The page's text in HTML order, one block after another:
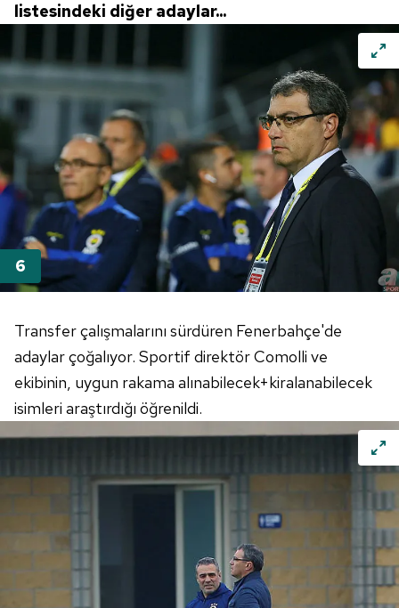
listesindeki diğer adaylar...
Transferçalışmalarını sürdüren Fenerbahçe'de
adaylar çoğalıyor. Sportif direktör Comolli ve
ekibinin, uygun rakama alınabilecek+kiralanabilecek
isimleri araştırdığı öğrenildi.